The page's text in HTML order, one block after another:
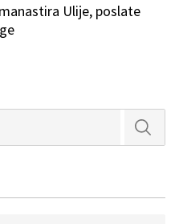
Ulije, poslate